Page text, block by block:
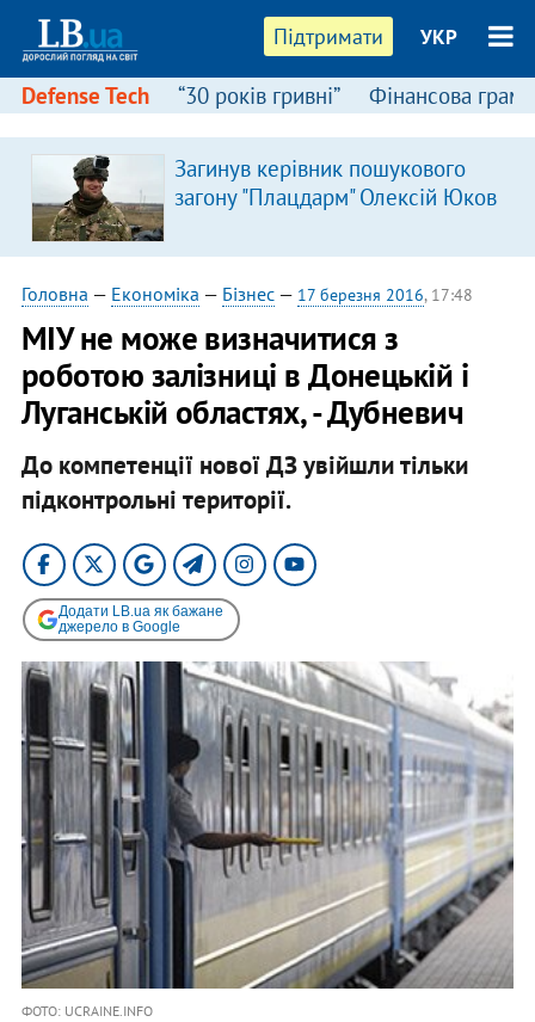
Підтримати УКР
Defense Tech “30 років гривні” Фінансова
Загинув керівник пошукового
загону "Плацдарм" Олексій Юков
Головна — Економіка — Бізнес— 17 березня 2016, 17:48
МІУ не може визначитися з
роботою залізниці в Донецькій і
Луганській областях, - Дубневич
До компетенції нової ДЗ увійшли тільки
підконтрольні території.
Додати LB.ua як бажане
джерело в Google
ФОТО: UCRAINE.INFO